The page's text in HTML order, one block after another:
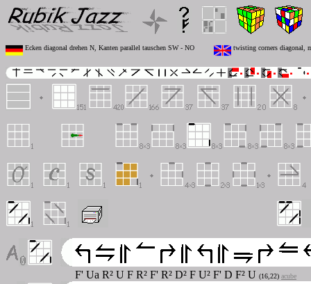
Ecken diagonal drehen N, Kanten parallel tauschen SW - NO twisting corners diagonal,
F' Ua R² U F R² F' R² D² F U² F' D F² U (16,22) acube